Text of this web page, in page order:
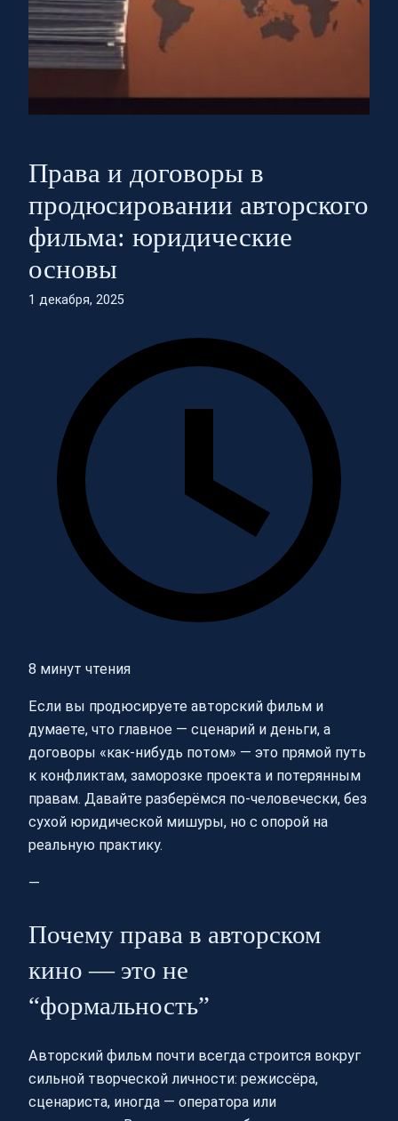
Права и договоры в
продюсировании авторского
фильма: юридические
основы
1 декабря, 2025
8 минут чтения
Если вы продюсируете авторский фильм и
думаете, что главное — сценарий и деньги, а
договоры «как‑нибудь потом» — это прямой путь
к конфликтам, заморозке проекта и потерянным
правам. Давайте разберёмся по‑человечески, без
сухой юридической мишуры, но с опорой на
реальную практику.
—
Почему права в авторском
кино — это не
“формальность”
Авторский фильм почти всегда строится вокруг
сильной творческой личности: режиссёра,
сценариста, иногда — оператора или